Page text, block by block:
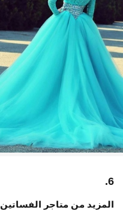
6.
المزيد من متاجر الفساتين